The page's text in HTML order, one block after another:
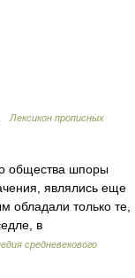
Лексикон прописных
шпоры
являлись еще
обладали только те,
в
средневекового